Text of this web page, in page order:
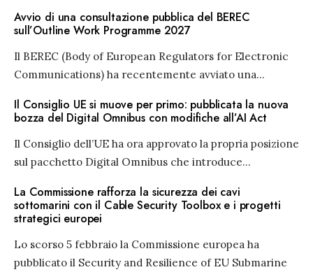
Avvio di una consultazione pubblica del BEREC
sull’Outline Work Programme 2027
Il BEREC (Body of European Regulators for Electronic
Communications) ha recentemente avviato una...
Il Consiglio UE si muove per primo: pubblicata la nuova
bozza del Digital Omnibus con modifiche all’AI Act
Il Consiglio dell’UE ha ora approvato la propria posizione
sul pacchetto Digital Omnibus che introduce...
La Commissione rafforza la sicurezza dei cavi
sottomarini con il Cable Security Toolbox e i progetti
strategici europei
Lo scorso 5 febbraio la Commissione europea ha
pubblicato il Security and Resilience of EU Submarine